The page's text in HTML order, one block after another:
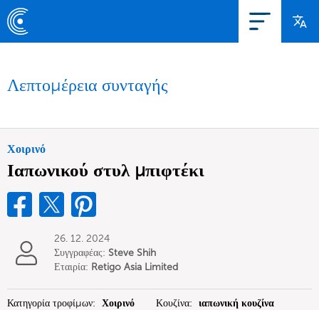
Λεπτομέρεια συνταγής
Χοιρινό
Ιαπωνικού στυλ μπιφτέκι
26. 12. 2024
Συγγραφέας: Steve Shih
Εταιρία: Retigo Asia Limited
Κατηγορία τροφίμων: Χοιρινό Κουζίνα: ιαπωνική κουζίνα